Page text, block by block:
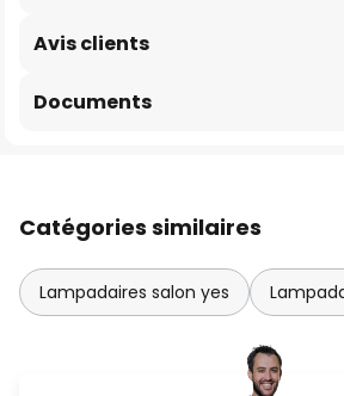
Avis clients
Documents
Catégories similaires
Lampadaires salon yes